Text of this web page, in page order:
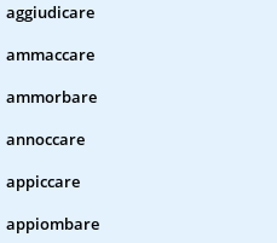
aggiudicare
ammaccare
ammorbare
annoccare
appiccare
appiombare